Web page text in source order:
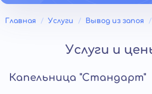
Главная Услуги Вывод из запоя
Услуги и
Капельница "Стандарт"